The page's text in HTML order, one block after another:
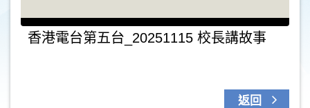
香港電台第五台_20251115 校長講故事
返回